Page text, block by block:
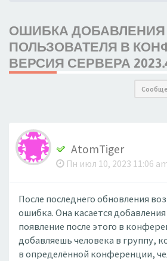
ОШИБКА ДОБАВЛЕНИЯ
ПОЛЬЗОВАТЕЛЯ В
ВЕРСИЯ СЕРВЕРА
AtomTiger
Пн июл 10, 2023 11:06
После последнего обновления
ошибка. Она касается
появление после этого в
добавляешь человека в группу,
в определённой конференции,